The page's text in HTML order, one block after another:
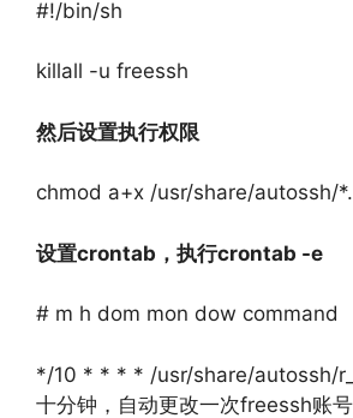
#!/bin/sh
killall -u freessh
然后设置执行权限
chmod a+x /usr/share/autossh/
设置crontab，执行crontab -e
# m h dom mon dow command
*/10 * * * * /usr/share/autossh/
十分钟，自动更改一次freessh账